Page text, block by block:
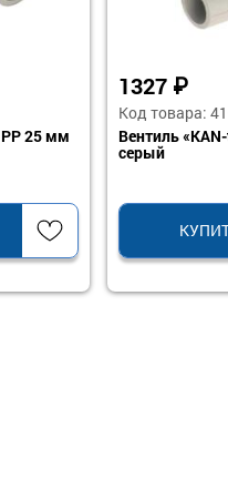
PP 25 мм
1327 ₽
Код товара:
Вентиль
серый